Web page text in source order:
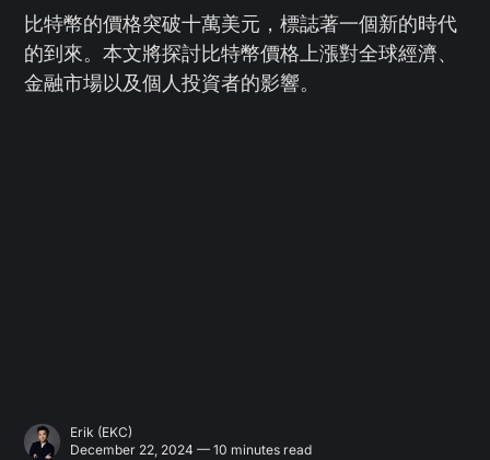
比特幣的價格突破十萬美元，標誌著一個新的時代
的到來。本文將探討比特幣價格上漲對全球經濟、
金融市場以及個人投資者的影響。
Erik (EKC)
December 22, 2024 — 10 minutes read